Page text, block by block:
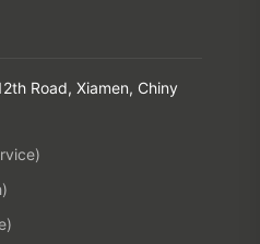
Road, Xiamen, Chiny